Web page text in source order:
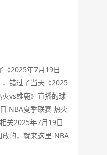
夏季联赛 热
夏季联赛 热
源站播放
《2025年7月19日
错过了当天《2025
vs雄鹿》直播的球
NBA夏季联赛 热火
关2025年7月19日
的，就来这里-NBA